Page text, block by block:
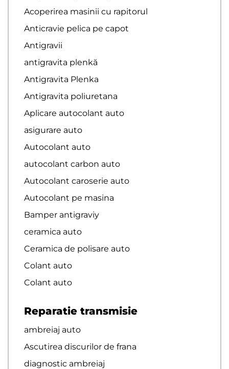
Acoperirea masinii cu rapitorul
Anticravie pelica pe capot
Antigravii
antigravita plenkă
Antigravita Plenka
Antigravita poliuretana
Aplicare autocolant auto
asigurare auto
Autocolant auto
autocolant carbon auto
Autocolant caroserie auto
Autocolant pe masina
Bamper antigraviy
ceramica auto
Ceramica de polisare auto
Colant auto
Colant auto
Reparatie transmisie
ambreiaj auto
Ascutirea discurilor de frana
diagnostic ambreiaj